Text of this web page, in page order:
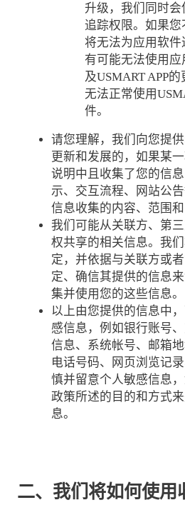
升级，我们同时
追踪权限。如果
将无法为应用软
有可能无法使用
及USMART APP
无法正常使用
件。
请您理解，我们向您提
更新和发展的，如果某
说明中且收集了您的信
示、交互流程、网站公
信息收集的内容、范围和
我们可能从关联方、第
权共享的相关信息。我
定，并依据与关联方或
定、确信其提供的信息
集并使用您的这些信息。
以上由您提供的信息中
感信息，例如银行账号
信息、系统帐号、邮箱
电话号码、网页浏览记
慎并留意个人敏感信息
政策所述的目的和方式
息。
二、我们将如何使用